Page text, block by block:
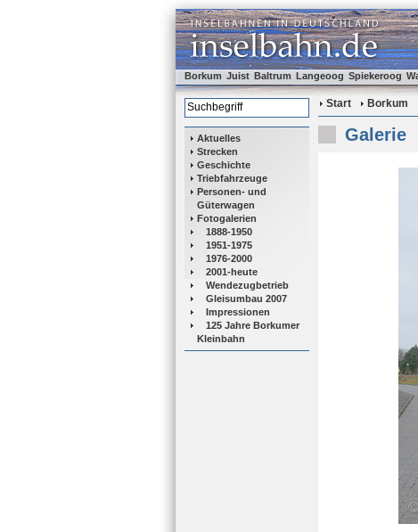
Borkum Juist Baltrum Langeoog Spiekeroog
Aktuelles
Strecken
Geschichte
Triebfahrzeuge
Personen- und
Güterwagen
Fotogalerien
1888-1950
1951-1975
1976-2000
2001-heute
Wendezugbetrieb
Gleisumbau 2007
Impressionen
125 Jahre Borkumer
Kleinbahn
Start Borkum
Galerie